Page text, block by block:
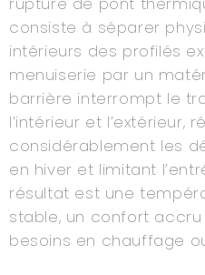
consiste à séparer
intérieurs des profilés
menuiserie par un
barrière interrompt le
l’intérieur et l’extérieur,
considérablement les
en hiver et limitant
résultat est une
stable, un confort
besoins en chauffage